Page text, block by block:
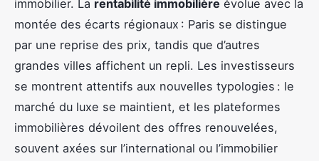
immobilier. La rentabilité immobilière évolue avec la
montée des écarts régionaux : Paris se distingue
par une reprise des prix, tandis que d’autres
grandes villes affichent un repli. Les investisseurs
se montrent attentifs aux nouvelles typologies : le
marché du luxe se maintient, et les plateformes
immobilières dévoilent des offres renouvelées,
souvent axées sur l’international ou l’immobilier